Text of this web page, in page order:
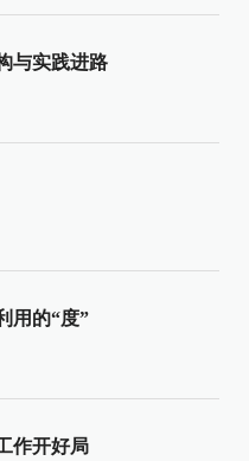
与实践进路
用的“度”
作开好局